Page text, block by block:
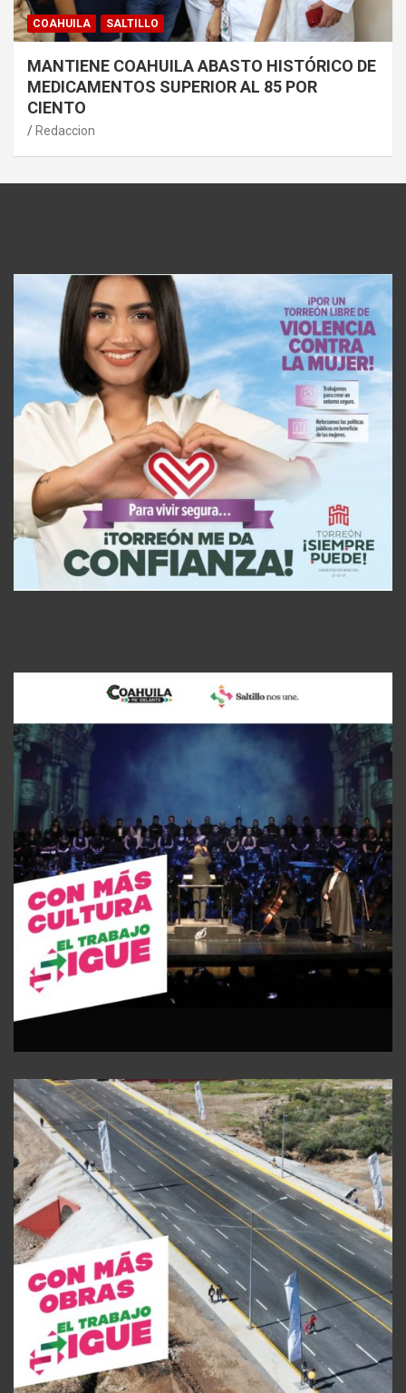
COAHUILA SALTILLO
MANTIENE COAHUILA ABASTO HISTÓRICO DE
MEDICAMENTOS SUPERIOR AL 85 POR
CIENTO
Redaccion